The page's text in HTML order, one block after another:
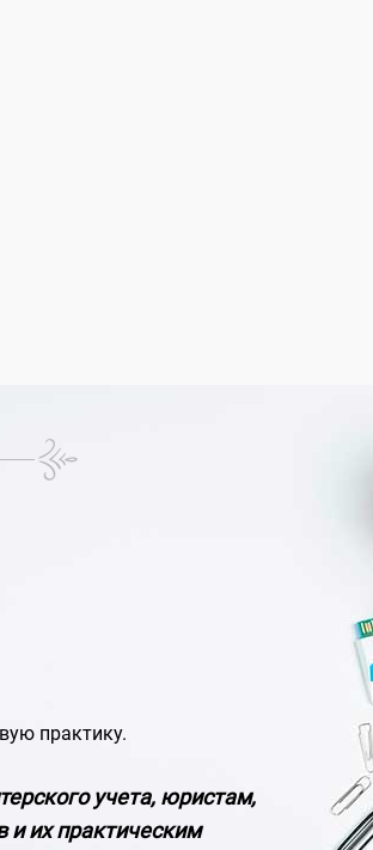
практику.
учета, юристам,
и их практическим